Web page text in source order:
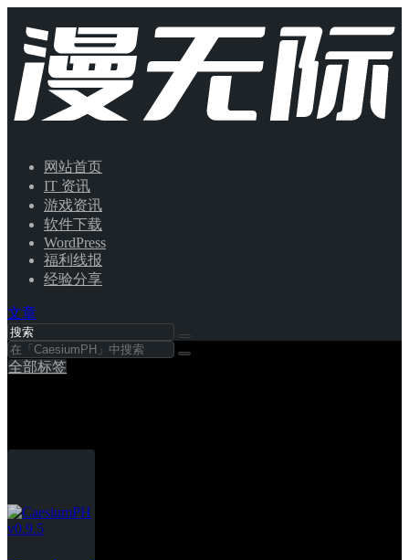
网站首页
IT 资讯
游戏资讯
软件下载
WordPress
福利线报
经验分享
文章
全部标签